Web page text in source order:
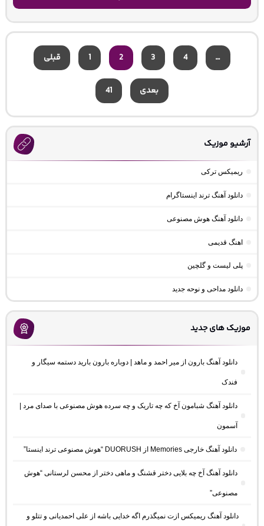
قبلی 1 2 3 4 …
41 بعدی
آرشیو موزیک
ریمیکس ترکی
دانلود آهنگ ترند اینستاگرام
دانلود آهنگ هوش مصنوعی
اهنگ قدیمی
پلی لیست و گلچین
دانلود مداحی و نوحه جدید
موزیک های جدید
دانلود آهنگ بارون از میر احمد و ماهد | دوباره بارون بارید دستمه سیگار و
فندک
دانلود آهنگ شبامون آخ که چه تاریک و چه سرده هوش مصنوعی با صدای مرد |
آسمون
دانلود آهنگ خارجی Memories از DUORUSH “هوش مصنوعی ترند اینستا”
دانلود آهنگ آخ چه بلایی دختر قشنگ و ماهی دختر از محسن لرستانی “هوش
مصنوعی”
دانلود آهنگ ریمیکس ازت نمیگذرم اگه خدایی باشه از علی احمدیانی و تتلو و